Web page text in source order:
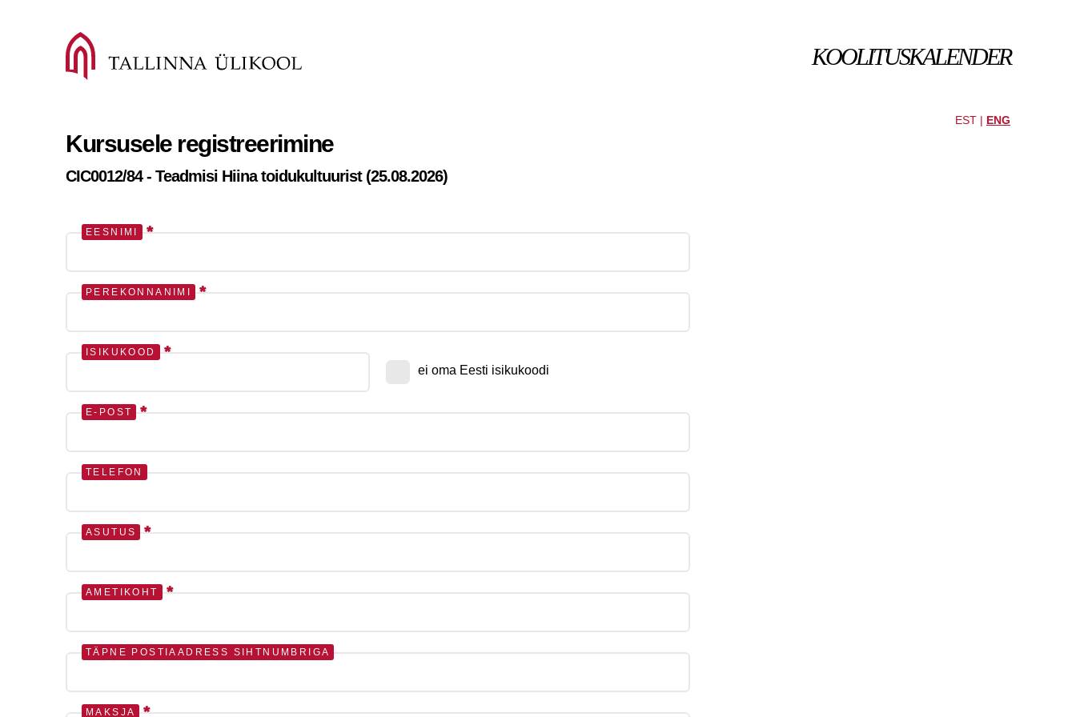
KOOLITUSKALENDER
EST | ENG
Kursusele registreerimine
CIC0012/84 - Teadmisi Hiina toidukultuurist (25.08.2026)
EESNIMI *
PEREKONNANIMI *
ISIKUKOOD *
ei oma Eesti isikukoodi
E-POST *
TELEFON
ASUTUS *
AMETIKOHT *
TÄPNE POSTIAADRESS SIHTNUMBRIGA
MAKSJA *